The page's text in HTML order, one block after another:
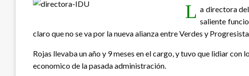
L a directora
saliente
claro que no se va por la nueva alianza entre Verdes y
Rojas llevaba un año y 9 meses en el cargo, y tuvo que lidiar con
economico de la pasada administración.